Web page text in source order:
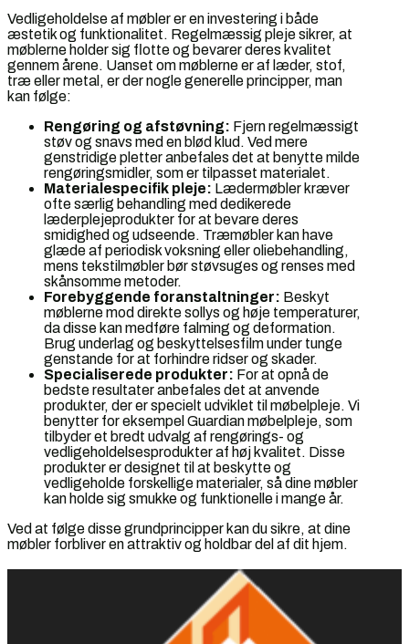
Vedligeholdelse af møbler er en investering i både
æstetik og funktionalitet. Regelmæssig pleje sikrer, at
møblerne holder sig flotte og bevarer deres kvalitet
gennem årene. Uanset om møblerne er af læder, stof,
træ eller metal, er der nogle generelle principper, man
kan følge:
Rengøring og afstøvning: Fjern regelmæssigt
støv og snavs med en blød klud. Ved mere
genstridige pletter anbefales det at benytte milde
rengøringsmidler, som er tilpasset materialet.
Materialespecifik pleje: Lædermøbler kræver
ofte særlig behandling med dedikerede
læderplejeprodukter for at bevare deres
smidighed og udseende. Træmøbler kan have
glæde af periodisk voksning eller oliebehandling,
mens tekstilmøbler bør støvsuges og renses med
skånsomme metoder.
Forebyggende foranstaltninger: Beskyt
møblerne mod direkte sollys og høje temperaturer,
da disse kan medføre falming og deformation.
Brug underlag og beskyttelsesfilm under tunge
genstande for at forhindre ridser og skader.
Specialiserede produkter: For at opnå de
bedste resultater anbefales det at anvende
produkter, der er specielt udviklet til møbelpleje. Vi
benytter for eksempel Guardian møbelpleje, som
tilbyder et bredt udvalg af rengørings- og
vedligeholdelsesprodukter af høj kvalitet. Disse
produkter er designet til at beskytte og
vedligeholde forskellige materialer, så dine møbler
kan holde sig smukke og funktionelle i mange år.
Ved at følge disse grundprincipper kan du sikre, at dine
møbler forbliver en attraktiv og holdbar del af dit hjem.